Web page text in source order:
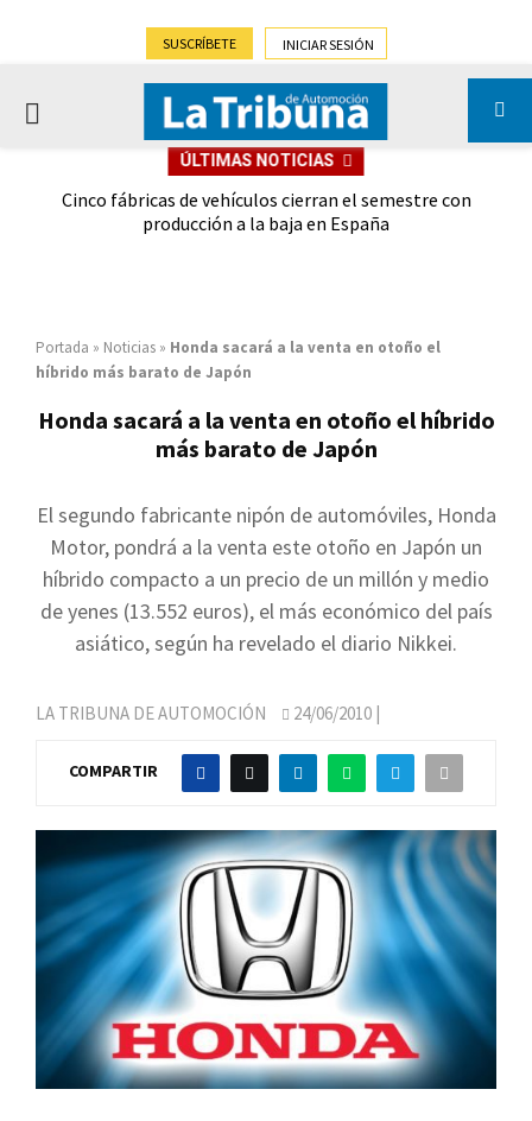
SUSCRÍBETE INICIAR SESIÓN
PRIMARY
ÚLTIMAS NOTICIAS
Cinco fábricas de vehículos cierran el semestre con
producción a la baja en España
Portada » Noticias » Honda sacará a la venta en otoño el
híbrido más barato de Japón
Honda sacará a la venta en otoño el híbrido
más barato de Japón
El segundo fabricante nipón de automóviles, Honda
Motor, pondrá a la venta este otoño en Japón un
híbrido compacto a un precio de un millón y medio
de yenes (13.552 euros), el más económico del país
asiático, según ha revelado el diario Nikkei.
LA TRIBUNA DE AUTOMOCIÓN 24/06/2010 |
COMPARTIR